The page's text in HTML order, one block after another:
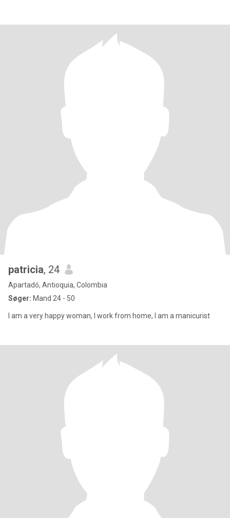
patricia, 24
Apartadó, Antioquia, Colombia
Søger: Mand 24 - 50
I am a very happy woman, I work from home, I am a manicurist